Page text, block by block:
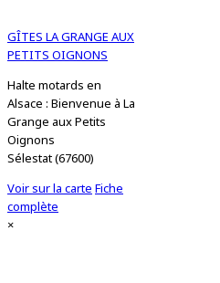
GÎTES LA GRANGE AUX
PETITS OIGNONS
Halte motards en
Alsace : Bienvenue à La
Grange aux Petits
Oignons
Sélestat (67600)
Voir sur la carte Fiche
complète
×